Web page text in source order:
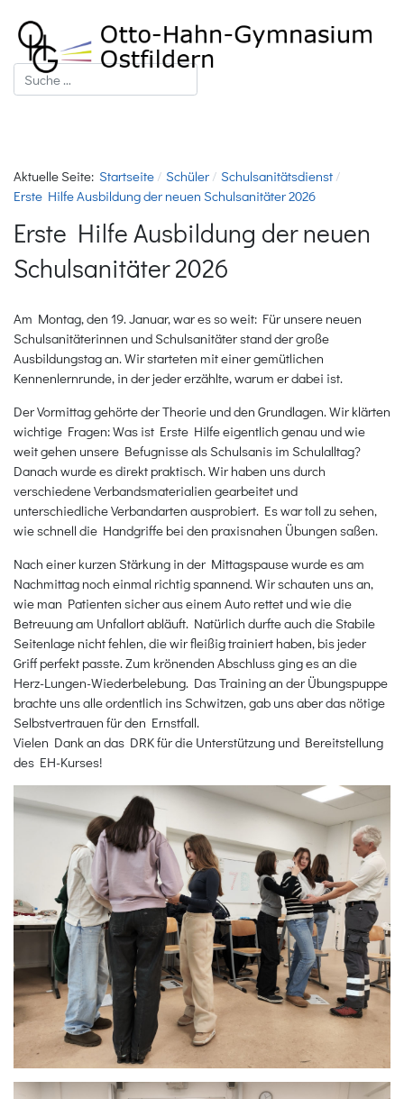
Suchen
Aktuelle Seite: Startseite Schüler
Schulsanitätsdienst
Erste Hilfe Ausbildung der neuen Schulsanitäter 2026
Erste Hilfe Ausbildung der neuen
Schulsanitäter 2026
Am Montag, den 19. Januar, war es so weit: Für unsere neuen
Schulsanitäterinnen und Schulsanitäter stand der große
Ausbildungstag an. Wir starteten mit einer gemütlichen
Kennenlernrunde, in der jeder erzählte, warum er dabei ist.
Der Vormittag gehörte der Theorie und den Grundlagen. Wir klärten
wichtige Fragen: Was ist Erste Hilfe eigentlich genau und wie
weit gehen unsere Befugnisse als Schulsanis im Schulalltag?
Danach wurde es direkt praktisch. Wir haben uns durch
verschiedene Verbandsmaterialien gearbeitet und
unterschiedliche Verbandarten ausprobiert. Es war toll zu sehen,
wie schnell die Handgriffe bei den praxisnahen Übungen saßen.
Nach einer kurzen Stärkung in der Mittagspause wurde es am
Nachmittag noch einmal richtig spannend. Wir schauten uns an,
wie man Patienten sicher aus einem Auto rettet und wie die
Betreuung am Unfallort abläuft. Natürlich durfte auch die Stabile
Seitenlage nicht fehlen, die wir fleißig trainiert haben, bis jeder
Griff perfekt passte. Zum krönenden Abschluss ging es an die
Herz-Lungen-Wiederbelebung. Das Training an der Übungspuppe
brachte uns alle ordentlich ins Schwitzen, gab uns aber das nötige
Selbstvertrauen für den Ernstfall.
Vielen Dank an das DRK für die Unterstützung und Bereitstellung
des EH-Kurses!